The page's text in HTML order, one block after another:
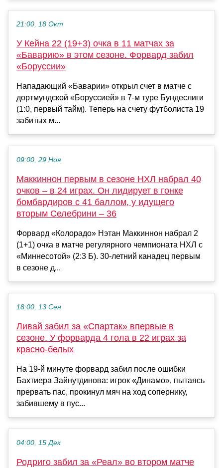
21:00, 18 Окт
У Кейна 22 (19+3) очка в 11 матчах за
«Баварию» в этом сезоне. Форвард забил
«Боруссии»
Нападающий «Баварии» открыл счет в матче с
дортмундской «Боруссией» в 7-м туре Бундеслиги
(1:0, первый тайм). Теперь на счету футболиста 19
забитых м...
09:00, 29 Ноя
Маккиннон первым в сезоне НХЛ набрал 40
очков – в 24 играх. Он лидирует в гонке
бомбардиров с 41 баллом, у идущего
вторым Селебрини – 36
Форвард «Колорадо» Нэтан Маккиннон набрал 2
(1+1) очка в матче регулярного чемпионата НХЛ с
«Миннесотой» (2:3 Б). 30-летний канадец первым
в сезоне д...
18:00, 13 Сен
Ливай забил за «Спартак» впервые в
сезоне. У форварда 4 гола в 22 играх за
красно-белых
На 19-й минуте форвард забил после ошибки
Бахтиера Зайнутдинова: игрок «Динамо», пытаясь
прервать пас, прокинул мяч на ход сопернику,
забившему в пус...
04:00, 15 Дек
Родриго забил за «Реал» во втором матче